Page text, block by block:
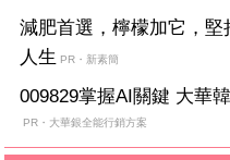
減肥首選，檸檬加它，
人生 PR・新素簡
009829掌握AI關鍵 大華
PR・大華銀全能行銷方案